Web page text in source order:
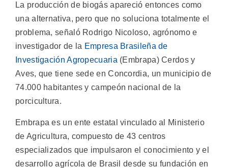
La producción de biogás apareció entonces como
una alternativa, pero que no soluciona totalmente el
problema, señaló Rodrigo Nicoloso, agrónomo e
investigador de la Empresa Brasileña de
Investigación Agropecuaria (Embrapa) Cerdos y
Aves, que tiene sede en Concordia, un municipio de
74.000 habitantes y campeón nacional de la
porcicultura.
Embrapa es un ente estatal vinculado al Ministerio
de Agricultura, compuesto de 43 centros
especializados que impulsaron el conocimiento y el
desarrollo agrícola de Brasil desde su fundación en